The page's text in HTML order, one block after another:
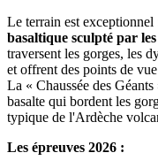
Le terrain est exceptionnel
basaltique sculpté par
traversent les gorges, les
et offrent des points de
La « Chaussée des
basalte qui bordent les
typique de l'Ardèche
Les épreuves 2026 :